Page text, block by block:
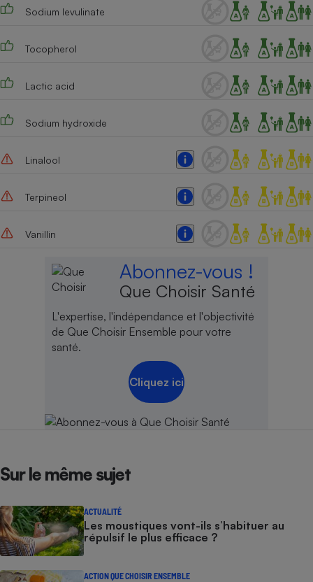
Sodium levulinate
Tocopherol
Lactic acid
Sodium hydroxide
Linalool
Terpineol
Vanillin
Abonnez-vous !
Que Choisir Santé
L'expertise, l'indépendance et l'objectivité
de Que Choisir Ensemble pour votre
santé.
Cliquez ici
Sur le même sujet
ACTUALITÉ
Les moustiques vont-ils s’habituer au
répulsif le plus efficace ?
ACTION QUE CHOISIR ENSEMBLE